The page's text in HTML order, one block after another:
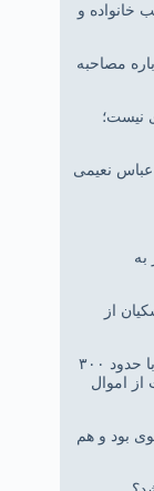
خانواده و
مصاحبه
نیست؛
نعیمی
از
رسیدگی به پرونده کلاهبرداری یک شرکت مهاجرتی با حدود ۳۰۰
| شناسایی و توقیف ۲ همت از اموال
بود و هم